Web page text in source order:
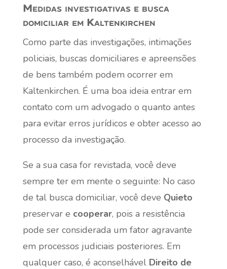
Medidas investigativas e busca
domiciliar em Kaltenkirchen
Como parte das investigações, intimações
policiais, buscas domiciliares e apreensões
de bens também podem ocorrer em
Kaltenkirchen. É uma boa ideia entrar em
contato com um advogado o quanto antes
para evitar erros jurídicos e obter acesso ao
processo da investigação.
Se a sua casa for revistada, você deve
sempre ter em mente o seguinte: No caso
de tal busca domiciliar, você deve Quieto
preservar e cooperar, pois a resistência
pode ser considerada um fator agravante
em processos judiciais posteriores. Em
qualquer caso, é aconselhável Direito de